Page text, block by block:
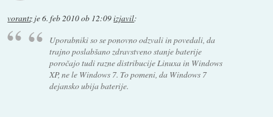
vorantz je6. feb 2010 ob 12:09izjavil:
Uporabniki so se ponovno odzvali in povedali, da
trajno poslabšano zdravstveno stanje baterije
poročajo tudi razne distribucije Linuxa in Windows
XP, ne le Windows 7. To pomeni, da Windows 7
dejansko ubija baterije.